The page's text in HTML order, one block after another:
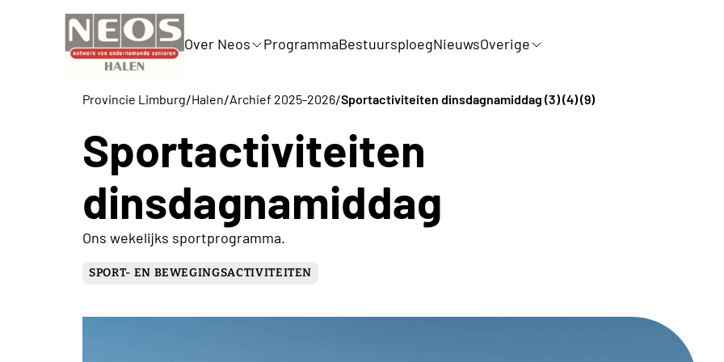
Over Neos ProgrammaBestuursploegNieuwsOverige
Provincie Limburg/Halen/Archief 2025-2026/Sportactiviteiten dinsdagnamiddag (3) (4) (9)
Sportactiviteiten
dinsdagnamiddag
Ons wekelijks sportprogramma.
SPORT- EN BEWEGINGSACTIVITEITEN